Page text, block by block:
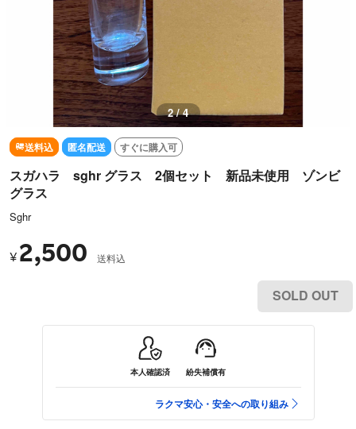
2 / 4
送料込 匿名配送 すぐに購入可
スガハラ sghr グラス 2個セット 新品未使用 ゾンビ
グラス
Sghr
¥ 2,500 送料込
SOLD OUT
本人確認済 紛失補償有
ラクマ安心・安全への取り組み